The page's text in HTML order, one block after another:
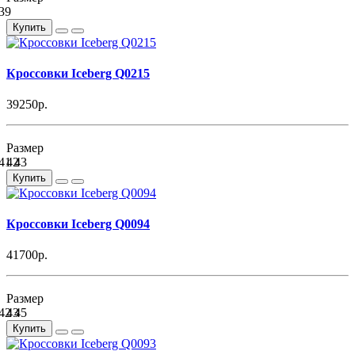
Купить
Кроссовки Iceberg Q0215
39250р.
Размер
4243
Купить
Кроссовки Iceberg Q0094
41700р.
Размер
4345
Купить